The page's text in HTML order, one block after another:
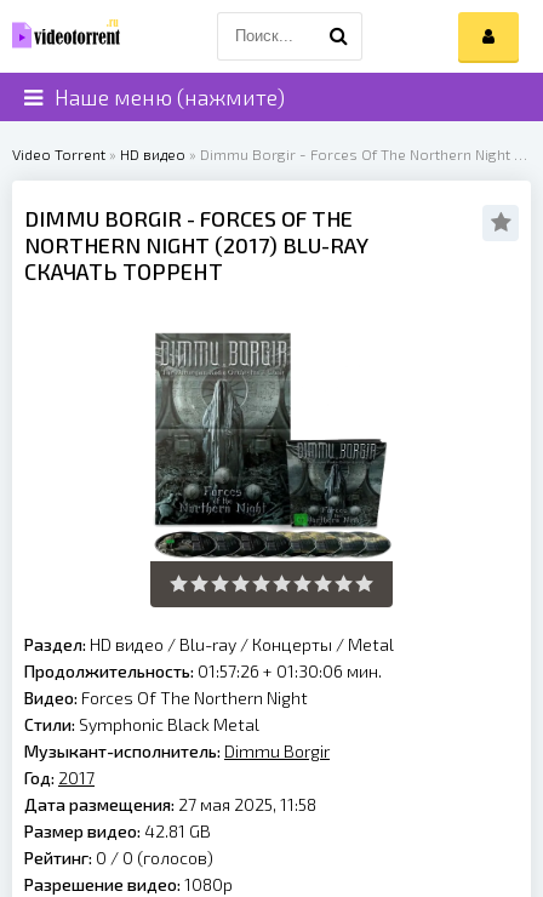
Наше меню (нажмите)
Video Torrent » HD видео » Dimmu Borgir - Forces Of The Northern Night (2017)
DIMMU BORGIR - FORCES OF THE
NORTHERN NIGHT (2017) BLU-RAY
СКАЧАТЬ ТОРРЕНТ
Раздел: HD видео / Blu-ray / Концерты / Metal
Продолжительность: 01:57:26 + 01:30:06 мин.
Видео: Forces Of The Northern Night
Стили: Symphonic Black Metal
Музыкант-исполнитель: Dimmu Borgir
Год: 2017
Дата размещения: 27 мая 2025, 11:58
Размер видео: 42.81 GB
Рейтинг: 0 / 0 (голосов)
Разрешение видео: 1080p